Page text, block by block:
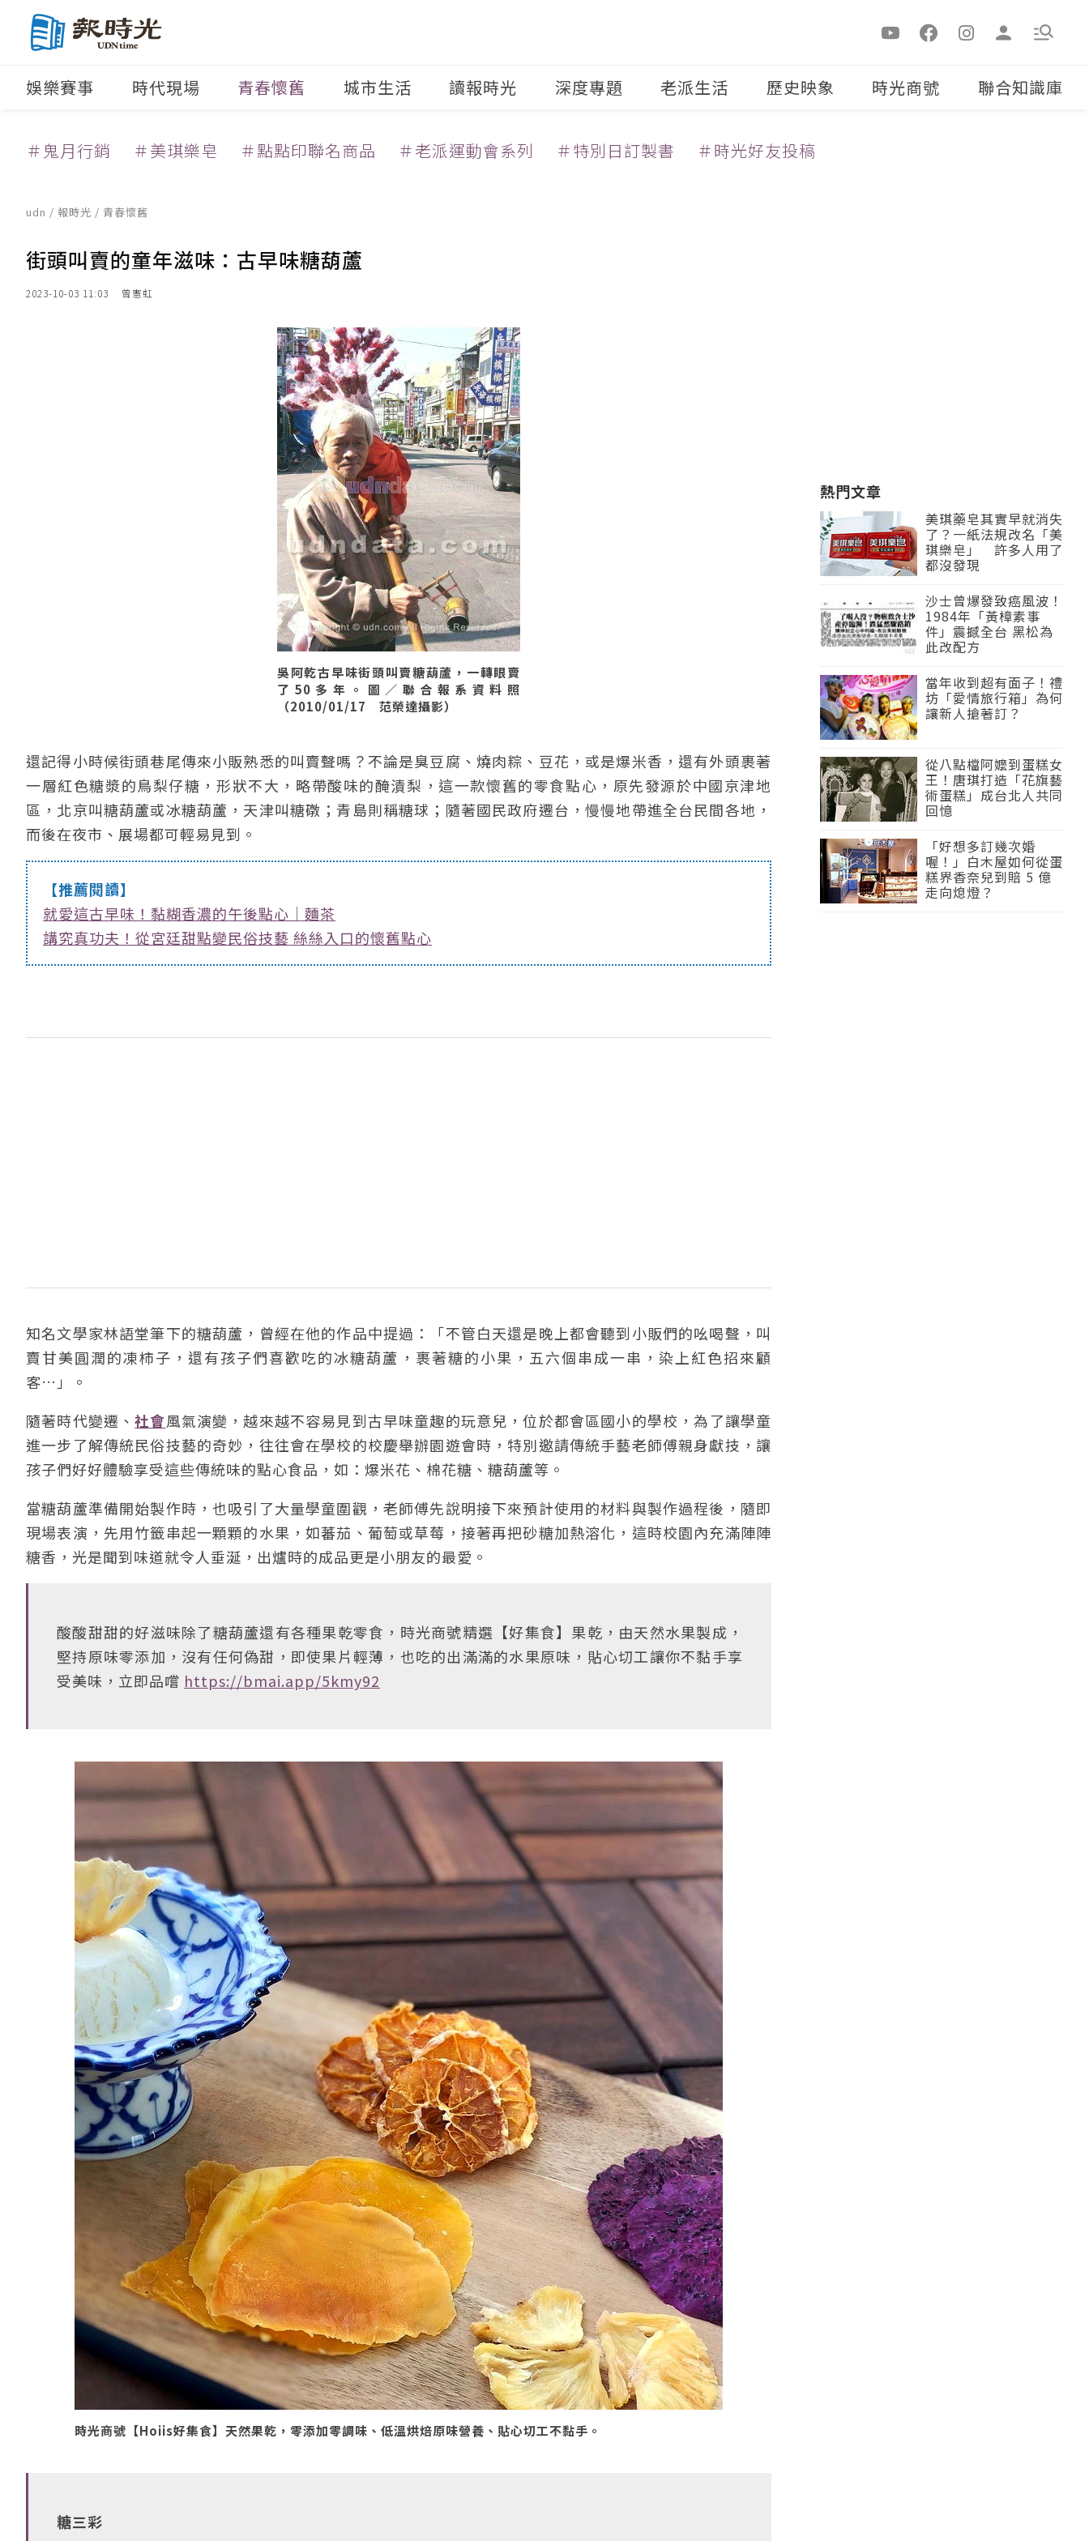
娛樂賽事 時代現場 青春懷舊 城市生活 讀報時光 深度專題 老派生活 歷史映象 時光商號 聯合知識庫
＃鬼月行銷 ＃美琪樂皂 ＃點點印聯名商品 ＃老派運動會系列 ＃特別日訂製書 ＃時光好友投稿
udn / 報時光 / 青春懷舊
街頭叫賣的童年滋味：古早味糖葫蘆
2023-10-03 11:03 曾憲虹
吳阿乾古早味街頭叫賣糖葫蘆，一轉眼賣
了50多年。圖／聯合報系資料照
（2010/01/17 范榮達攝影）
還記得小時候街頭巷尾傳來小販熟悉的叫賣聲嗎？不論是臭豆腐、燒肉粽、豆花，或是爆米香，還有外頭裹著
一層紅色糖漿的鳥梨仔糖，形狀不大，略帶酸味的醃漬梨，這一款懷舊的零食點心，原先發源於中國京津地
區，北京叫糖葫蘆或冰糖葫蘆，天津叫糖礅；青島則稱糖球；隨著國民政府遷台，慢慢地帶進全台民間各地，
而後在夜市、展場都可輕易見到。
【推薦閱讀】
就愛這古早味！黏糊香濃的午後點心｜麵茶
講究真功夫！從宮廷甜點變民俗技藝 絲絲入口的懷舊點心
知名文學家林語堂筆下的糖葫蘆，曾經在他的作品中提過：「不管白天還是晚上都會聽到小販們的吆喝聲，叫
賣甘美圓潤的凍柿子，還有孩子們喜歡吃的冰糖葫蘆，裹著糖的小果，五六個串成一串，染上紅色招來顧
客…」。
隨著時代變遷、社會風氣演變，越來越不容易見到古早味童趣的玩意兒，位於都會區國小的學校，為了讓學童
進一步了解傳統民俗技藝的奇妙，往往會在學校的校慶舉辦園遊會時，特別邀請傳統手藝老師傅親身獻技，讓
孩子們好好體驗享受這些傳統味的點心食品，如：爆米花、棉花糖、糖葫蘆等。
當糖葫蘆準備開始製作時，也吸引了大量學童圍觀，老師傅先說明接下來預計使用的材料與製作過程後，隨即
現場表演，先用竹籤串起一顆顆的水果，如蕃茄、葡萄或草莓，接著再把砂糖加熱溶化，這時校園內充滿陣陣
糖香，光是聞到味道就令人垂涎，出爐時的成品更是小朋友的最愛。
酸酸甜甜的好滋味除了糖葫蘆還有各種果乾零食，時光商號精選【好集食】果乾，由天然水果製成，
堅持原味零添加，沒有任何偽甜，即使果片輕薄，也吃的出滿滿的水果原味，貼心切工讓你不黏手享
受美味，立即品嚐 https://bmai.app/5kmy92
時光商號【Hoiis好集食】天然果乾，零添加零調味、低溫烘焙原味營養、貼心切工不黏手。
糖三彩
熱門文章
美琪藥皂其實早就消失
了？一紙法規改名「美
琪樂皂」 許多人用了
都沒發現
沙士曾爆發致癌風波！
1984年「黃樟素事
件」震撼全台 黑松為
此改配方
當年收到超有面子！禮
坊「愛情旅行箱」為何
讓新人搶著訂？
從八點檔阿嬤到蛋糕女
王！唐琪打造「花旗藝
術蛋糕」成台北人共同
回憶
「好想多訂幾次婚
喔！」白木屋如何從蛋
糕界香奈兒到賠 5 億
走向熄燈？